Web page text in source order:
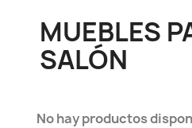
MUEBLES
SALÓN
No hay productos